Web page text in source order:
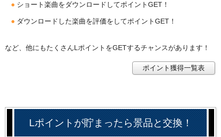
ショート楽曲をダウンロードしてポイントGET！
ダウンロードした楽曲を評価をしてポイントGET！
など、他にもたくさんLポイントをGETするチャンスがあります！
ポイント獲得一覧表
Lポイントが貯まったら景品と交換！